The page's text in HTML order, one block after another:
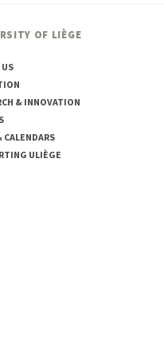
OF LIÈGE
& INNOVATION
CALENDARS
ULIÈGE